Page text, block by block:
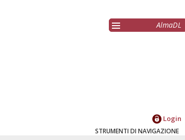
AlmaDL
Login
STRUMENTI DI NAVIGAZIONE